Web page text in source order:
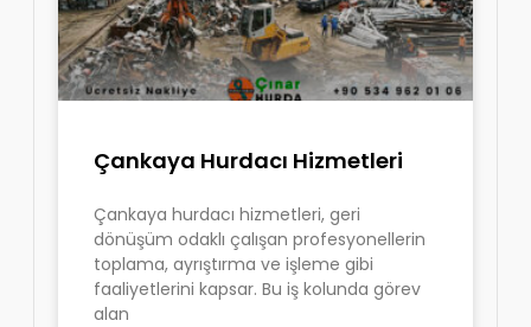
Çankaya Hurdacı Hizmetleri
Çankaya hurdacı hizmetleri, geri
dönüşüm odaklı çalışan profesyonellerin
toplama, ayrıştırma ve işleme gibi
faaliyetlerini kapsar. Bu iş kolunda görev
alan